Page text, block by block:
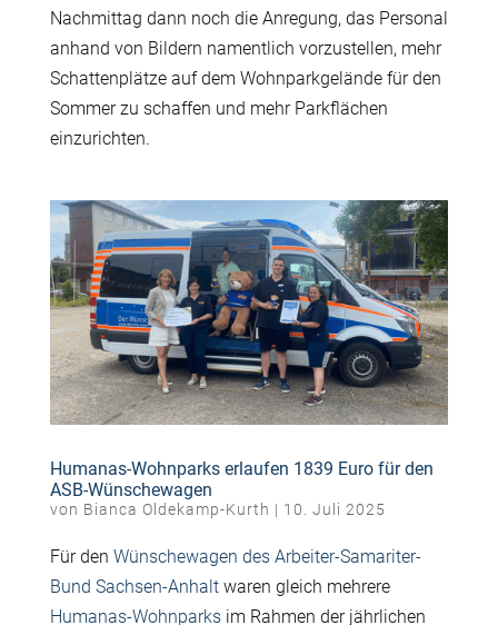
Nachmittag dann noch die Anregung, das Personal
anhand von Bildern namentlich vorzustellen, mehr
Schattenplätze auf dem Wohnparkgelände für den
Sommer zu schaffen und mehr Parkflächen
einzurichten.
Humanas-Wohnparks erlaufen 1839 Euro für den
ASB-Wünschewagen
von Bianca Oldekamp-Kurth | 10. Juli 2025
Für den Wünschewagen des Arbeiter-Samariter-
Bund Sachsen-Anhaltwaren gleich mehrere
Humanas-Wohnparksim Rahmen der jährlichen